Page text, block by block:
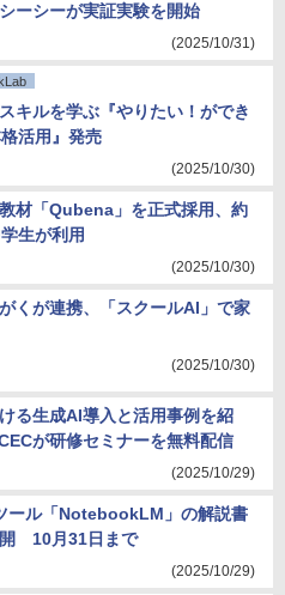
ーシーが実証実験を開始
(2025/10/31)
キルを学ぶ『やりたい！ができ
活用』発売
(2025/10/30)
材「Qubena」を正式採用、約
生が利用
(2025/10/30)
くが連携、「スクールAI」で家
(2025/10/30)
る生成AI導入と活用事例を紹
が研修セミナーを無料配信
(2025/10/29)
ール「NotebookLM」の解説書
10月31日まで
(2025/10/29)